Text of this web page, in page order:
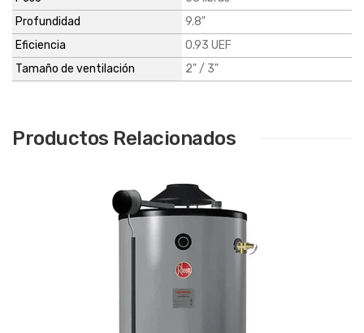
Profundidad
9.8"
Eficiencia
0.93 UEF
Tamaño de ventilación
2" / 3"
Productos Relacionados